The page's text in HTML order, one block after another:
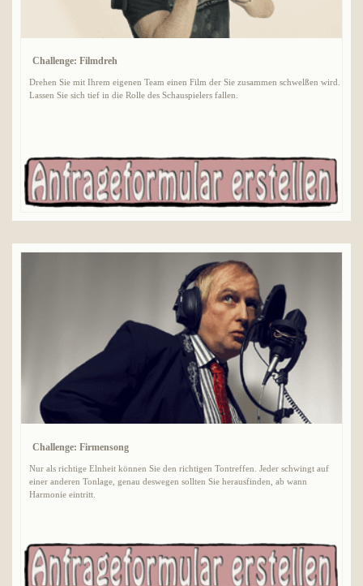
Challenge: Filmdreh
Drehen Sie mit Ihrem eigenen Team einen Film der Sie zusammen schwelßen wird.
Lassen Sie sich tief in die Rolle des Schauspielers fallen.
Challenge: Firmensong
Nur als richtige Elnheit können Sie den richtigen Tontreffen. Jeder schwingt auf
einer anderen Tonlage, genau deswegen sollten Sie herausfinden, ab wann
Harmonie eintritt.